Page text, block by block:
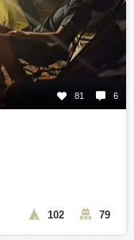
81 6
102 79